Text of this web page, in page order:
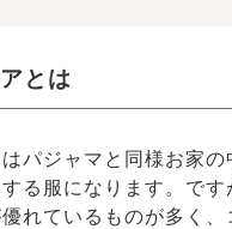
とは
パジャマと同様お家
る服になります。です
れているものが多く、